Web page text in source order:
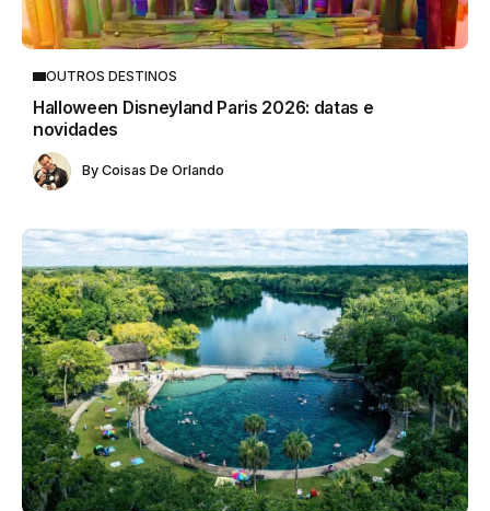
OUTROS DESTINOS
Halloween Disneyland Paris 2026: datas e
novidades
By Coisas De Orlando